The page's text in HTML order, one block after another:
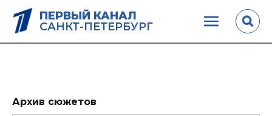
ПЕРВЫЙ КАНАЛ
САНКТ-ПЕТЕРБУРГ
Архив сюжетов